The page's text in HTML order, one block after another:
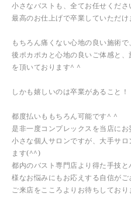
小さなバストも、全てお任せくださ
最高のお仕上げで卒業していただけ
もちろん痛くない心地の良い施術
後ポカポカと心地の良いご体感と
を頂いております^ ^
しかも嬉しいのは卒業があること！
都度払いももちろん可能です^ ^
是非一度コンプレックスを当店にお
小さな個人サロンですが、大手サ
ます(^^)
都内のバスト専門店より得た手技
様なお悩みにもお応えする自信がご
ご来店をこころよりお待ちしており